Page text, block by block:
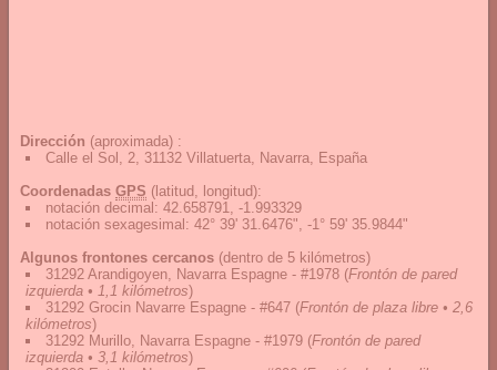
Dirección (aproximada) :
Calle el Sol, 2, 31132 Villatuerta, Navarra, España
Coordenadas GPS (latitud, longitud):
notación decimal : 42.658791, -1.993329
notación sexagesimal : 42° 39' 31.6476", -1° 59' 35.9844"
Algunos frontones cercanos (dentro de 5 kilómetros)
31292 Arandigoyen, Navarra Espagne - #1978 (Frontón de pared
izquierda • 1,1 kilómetros)
31292 Grocin Navarre Espagne - #647 (Frontón de plaza libre • 2,6
kilómetros)
31292 Murillo, Navarra Espagne - #1979 (Frontón de pared
izquierda • 3,1 kilómetros)